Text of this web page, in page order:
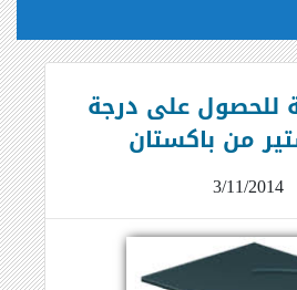
للحصول على درجة
من باكستان
3/11/2014